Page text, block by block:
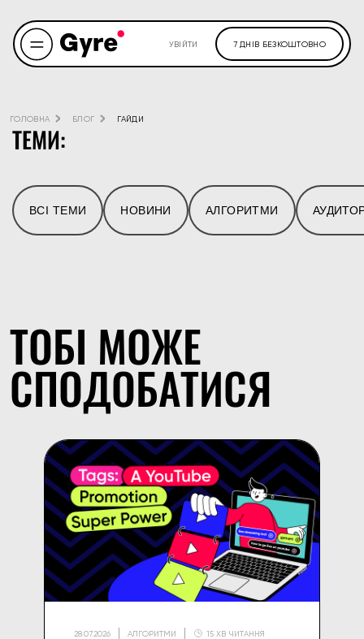
УВІЙТИ 7 ДНІВ БЕЗКОШТОВНО
ГОЛОВНА БЛОГ ГАЙДИ
ТЕМИ:
ВСІ ТЕМИ НОВИНИ АЛГОРИТМИ
ТОБІ МОЖЕ
СПОДОБАТИСЯ
28.07.2026 АЛГОРИТМИ 15 ХВ ЧИТАННЯ